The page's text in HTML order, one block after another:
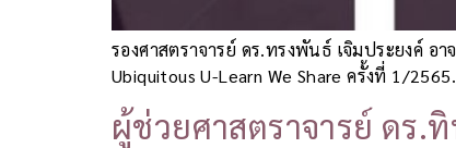
รองศาสตราจารย์ ดร.ทรงพันธ์ เจิมประยงค์
Ubiquitous U-Learn We Share ครั้งที่ 1/
ผู้ช่วยศาสตราจารย์ ดร.